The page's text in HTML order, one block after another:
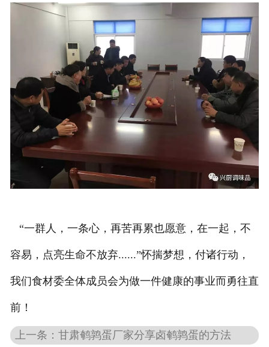
“一群人，一条心，再苦再累也愿意，在一起，不
容易，点亮生命不放弃......”怀揣梦想，付诸行动，
我们食材委全体成员会为做一件健康的事业而勇往直
前！
上一条：甘肃鹌鹑蛋厂家分享卤鹌鹑蛋的方法